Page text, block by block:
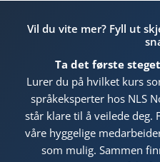
Vil du vite mer? Fyll ut
Ta det første
Lurer du på hvilket kurs
språkeksperter hos NLS
står klare til å veilede deg.
våre hyggelige
som mulig. Sammen